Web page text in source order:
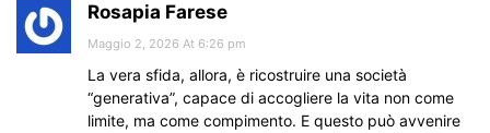
Rosapia Farese
Maggio 2, 2026 At 6:26 pm
La vera sfida, allora, è ricostruire una società
“generativa”, capace di accogliere la vita non come
limite, ma come compimento. E questo può avvenire